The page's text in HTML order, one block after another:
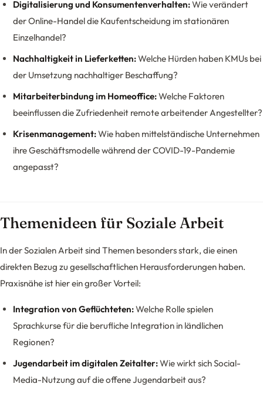
Digitalisierung und Konsumentenverhalten:Wie verändert
der Online-Handel die Kaufentscheidung im stationären
Einzelhandel?
Nachhaltigkeit in Lieferketten:Welche Hürden haben KMUs bei
der Umsetzung nachhaltiger Beschaffung?
Mitarbeiterbindung im Homeoffice:Welche Faktoren
beeinflussen die Zufriedenheit remote arbeitender Angestellter?
Krisenmanagement:Wie haben mittelständische Unternehmen
ihre Geschäftsmodelle während der COVID-19-Pandemie
angepasst?
Themenideen für Soziale Arbeit
In der Sozialen Arbeit sind Themen besonders stark, die einen
direkten Bezug zu gesellschaftlichen Herausforderungen haben.
Praxisnähe ist hier ein großer Vorteil:
Integration von Geflüchteten:Welche Rolle spielen
Sprachkurse für die berufliche Integration in ländlichen
Regionen?
Jugendarbeit im digitalen Zeitalter:Wie wirkt sich Social-
Media-Nutzung auf die offene Jugendarbeit aus?